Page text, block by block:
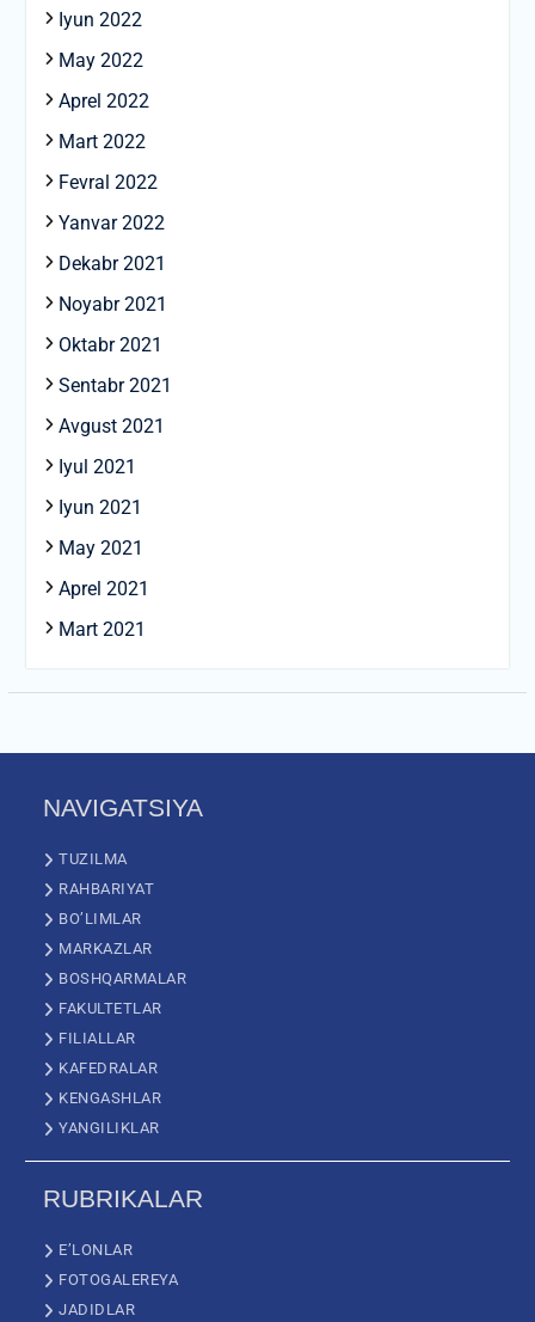
Iyun 2022
May 2022
Aprel 2022
Mart 2022
Fevral 2022
Yanvar 2022
Dekabr 2021
Noyabr 2021
Oktabr 2021
Sentabr 2021
Avgust 2021
Iyul 2021
Iyun 2021
May 2021
Aprel 2021
Mart 2021
NAVIGATSIYA
TUZILMA
RAHBARIYAT
BO’LIMLAR
MARKAZLAR
BOSHQARMALAR
FAKULTETLAR
FILIALLAR
KAFEDRALAR
KENGASHLAR
YANGILIKLAR
RUBRIKALAR
E’LONLAR
FOTOGALEREYA
JADIDLAR